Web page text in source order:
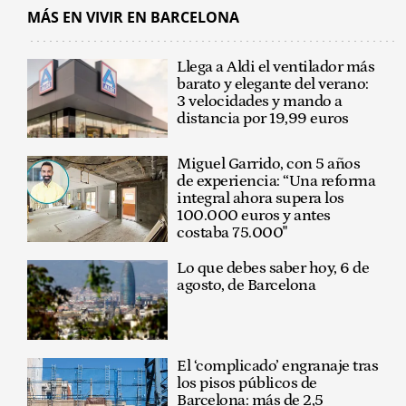
MÁS EN VIVIR EN BARCELONA
Llega a Aldi el ventilador más
barato y elegante del verano:
3 velocidades y mando a
distancia por 19,99 euros
Miguel Garrido, con 5 años
de experiencia: “Una reforma
integral ahora supera los
100.000 euros y antes
costaba 75.000"
Lo que debes saber hoy, 6 de
agosto, de Barcelona
El ‘complicado’ engranaje tras
los pisos públicos de
Barcelona: más de 2,5